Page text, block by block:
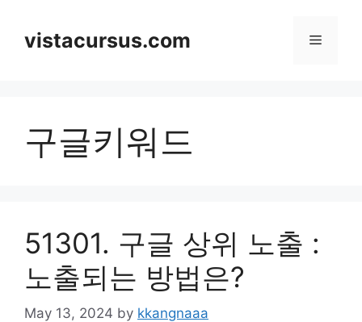
contentvistacursus.com Menu
구글키워드
51301. 구글 상위 노출 :
노출되는 방법은?
May 13, 2024 by kkangnaaa